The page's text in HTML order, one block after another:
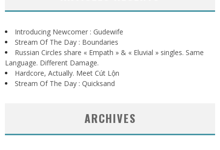
Introducing Newcomer : Gudewife
Stream Of The Day : Boundaries
Russian Circles share « Empath » & « Eluvial » singles. Same
Language. Different Damage.
Hardcore, Actually. Meet Cút Lộn
Stream Of The Day : Quicksand
ARCHIVES